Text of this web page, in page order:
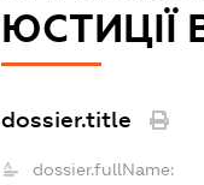
ЮСТИЦІЇ
dossier.title
dossier.fullName: